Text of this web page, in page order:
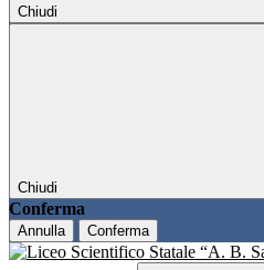
Chiudi
Chiudi
Conferma
Annulla Conferma